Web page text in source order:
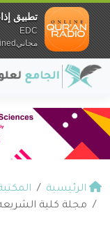
الرئيسية
مجلة كلية
تطبيق
EDC
مجانيundefined